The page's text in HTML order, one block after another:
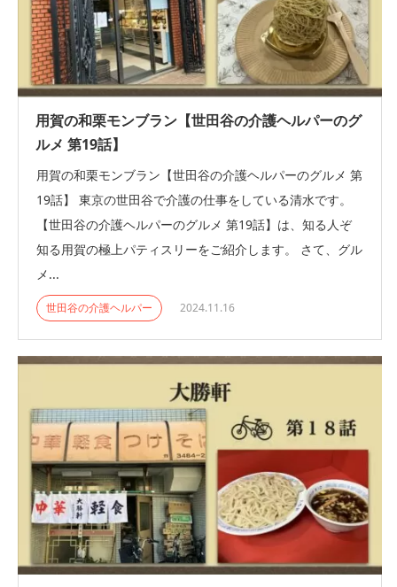
用賀の和栗モンブラン【世田谷の介護ヘルパーのグ
ルメ 第19話】
用賀の和栗モンブラン【世田谷の介護ヘルパーのグルメ 第
19話】 東京の世田谷で介護の仕事をしている清水です。
【世田谷の介護ヘルパーのグルメ 第19話】は、知る人ぞ
知る用賀の極上パティスリーをご紹介します。 さて、グル
メ...
世田谷の介護ヘルパー 2024.11.16